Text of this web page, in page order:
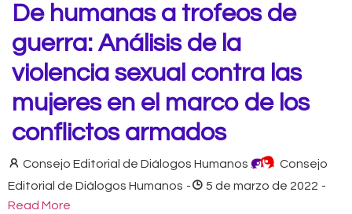
De humanas a trofeos de
guerra: Análisis de la
violencia sexual contra las
mujeres en el marco de los
conflictos armados
Consejo Editorial de Diálogos Humanos
Consejo
Editorial de Diálogos Humanos - 5 de marzo de 2022 -
Read More